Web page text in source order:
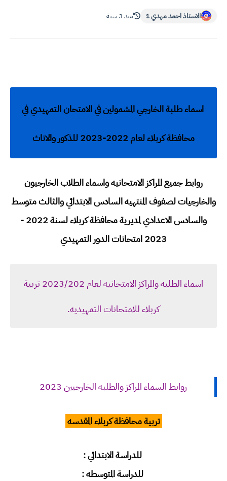
الاستاذ احمد مهدي 1 منذ 3 سنة
اسماء طلبة الخارجي المشمولين في الامتحان التمهيدي في
محافظة كربلاء لعام 2022-2023 للذكور والاناث
روابط جميع المراكز الامتحانيه واسماء الطلاب الخارجيون
والخارجيات لصفوف المنتهيه السادس الابتدائي والثالث متوسط
والسادس الاعدادي لمديرية محافظة كربلاء لسنة 2022 -
2023 امتحانات الدور التمهيدي
اسماء الطلبه والمراكز الامتحانيه لعام 2023/202 تربية
كربلاء للامتحانات التمهيديه.
روابط السماء المراكز والطلبه الخارجيين 2023
تربية محافظة كربلاء المقدسه
للدراسة الابتدائي :
للدراسة المتوسطه :